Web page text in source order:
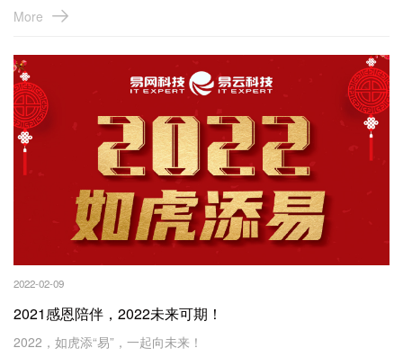
现场每一位负责人都能与企业基础架构师、数据中心架构师、信息
下的企业IT架构设计创新。
More
2022-02-09
2021感恩陪伴，2022未来可期！
2022，如虎添“易”，一起向未来！